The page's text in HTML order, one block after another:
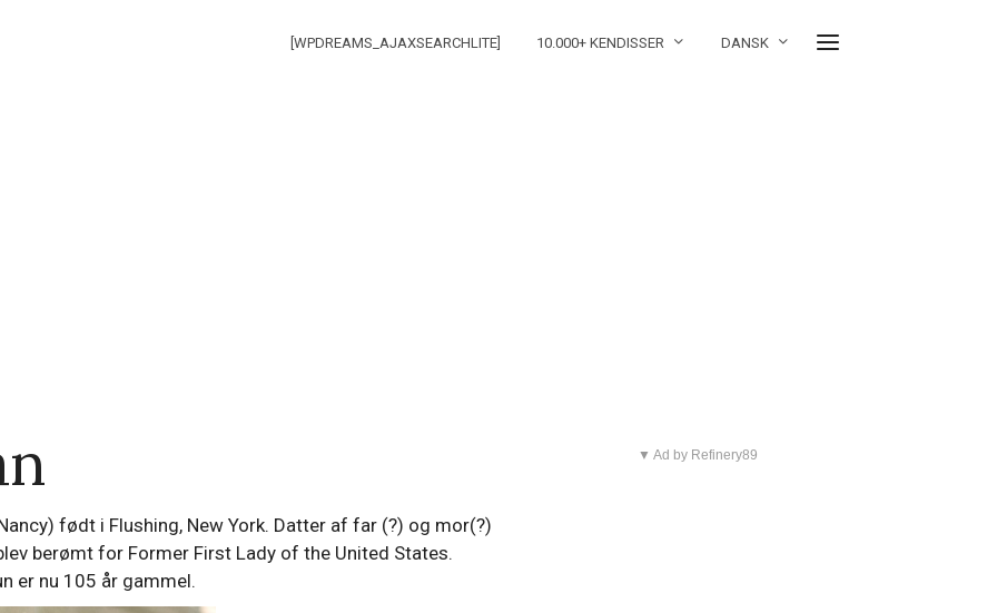
[WPDREAMS_AJAXSEARCHLITE] 10.000+ KENDISSER DANSK
født i Flushing, New York. Datter af far (?) og mor(?)
berømt for Former First Lady of the United States.
er nu 105 år gammel.
▼ Ad by Refinery89